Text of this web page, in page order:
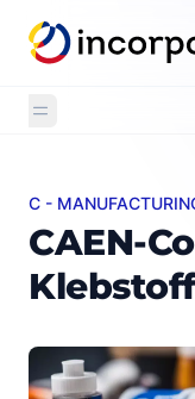
springen
CAEN-Code
C -
CAEN-